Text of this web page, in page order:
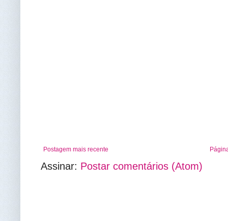
Postagem mais recente
Assinar: Postar comentários (Atom)